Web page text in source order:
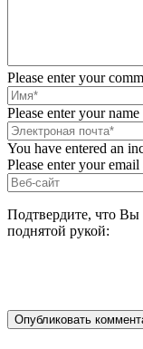
Please enter your
Please enter your name
You have entered an
Please enter your email
Подтвердите, что Вы
поднятой рукой: